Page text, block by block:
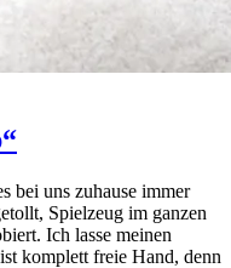
bei uns zuhause immer
Spielzeug im ganzen
Ich lasse meinen
komplett freie Hand, denn